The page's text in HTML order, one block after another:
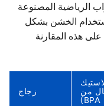
الرياضية المصنوعة
الخشن بشكل
هذه المقارنة
من
BPA)
زجاج